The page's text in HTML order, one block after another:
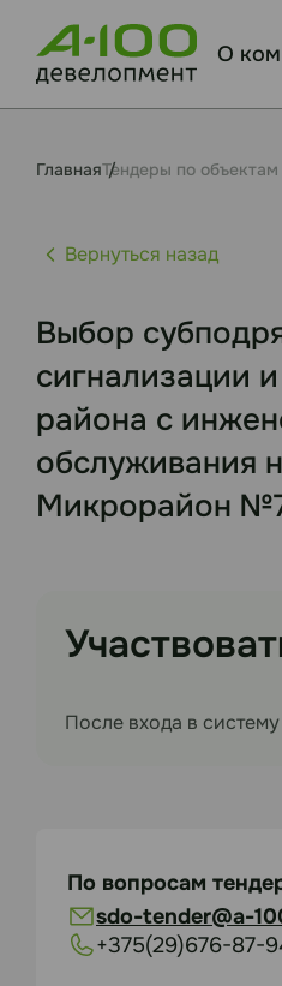
О
ГлавнаяТендеры по
Вернуться назад
Выбор
сигнализации
района с
обслуживания
Микрорайон
После входа в
По вопросам
sdo-tender@a-
+375(29)676-87-